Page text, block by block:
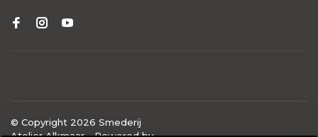
© Copyright 2026 Smederij